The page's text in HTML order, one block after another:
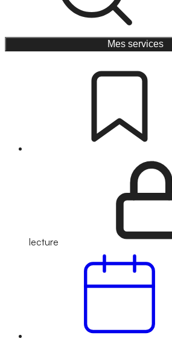
Mes services
lecture